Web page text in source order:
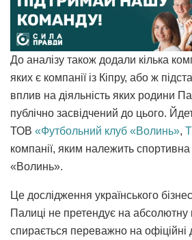
До аналізу також додали кілька
яких є компанії із Кіпру, або ж
вплив на діяльність яких родини
публічно засвідчений до цього.
ТОВ «Футбольний клуб «Волинь»,
компанії, яким належить
«Волинь».
Це дослідження українського
Палиці не претендує на абсолютну
спирається переважно на офіційні